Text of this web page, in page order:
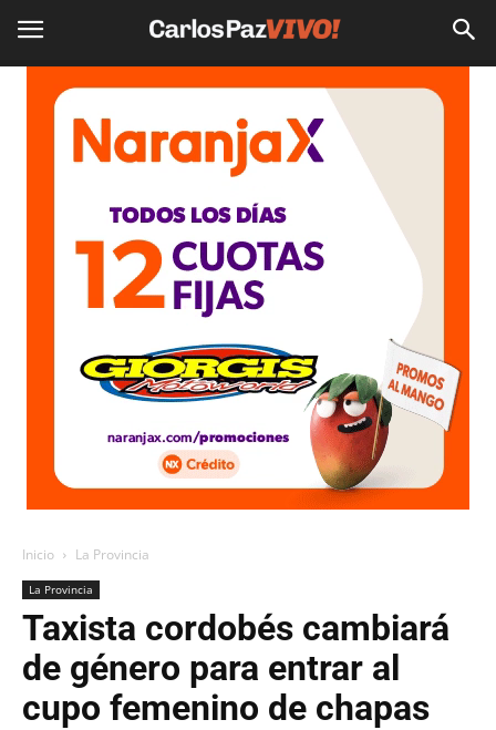
Inicio La Provincia
La Provincia
Taxista cordobés cambiará
de género para entrar al
cupo femenino de chapas